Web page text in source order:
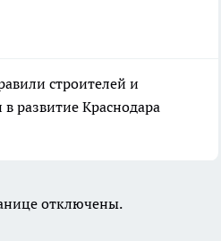
строителей и
развитие Краснодара
отключены.